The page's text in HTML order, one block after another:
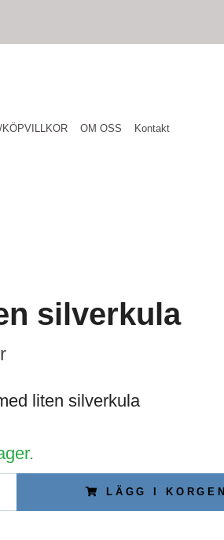
OM OSS Kontakt
silverkula
liten silverkula
LÄGG I KORGEN